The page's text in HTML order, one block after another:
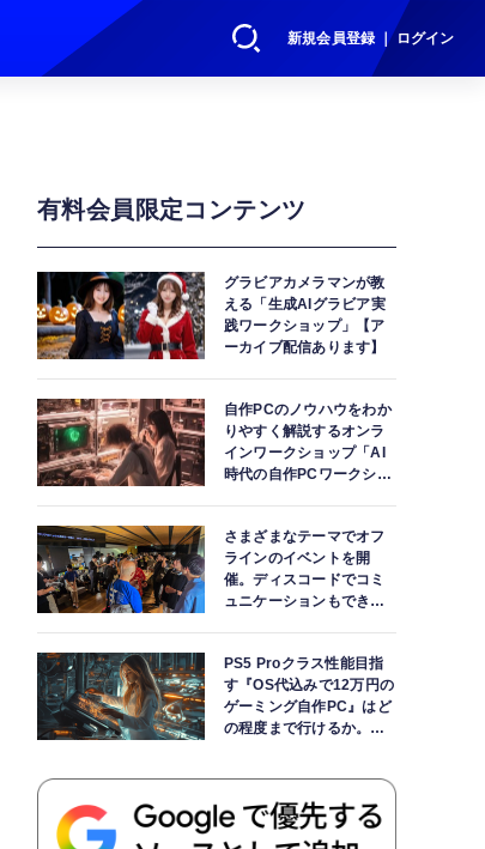
新規会員登録 ｜ ログイン
有料会員限定コンテンツ
グラビアカメラマンが教
える「生成AIグラビア実
践ワークショップ」【ア
ーカイブ配信あります】
自作PCのノウハウをわか
りやすく解説するオンラ
インワークショップ「AI
時代の自作PCワークショ
さまざまなテーマでオフ
ラインのイベントを開
催。ディスコードでコミ
ュニケーションもできま
PS5 Proクラス性能目指
す『OS代込みで12万円の
ゲーミング自作PC』はど
の程度まで行けるか。